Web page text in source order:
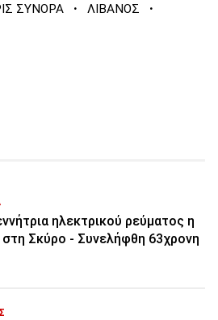
ΣΥΝΟΡΑ · ΛΙΒΑΝΟΣ ·
ηλεκτρικού ρεύματος η
Σκύρο - Συνελήφθη 63χρονη